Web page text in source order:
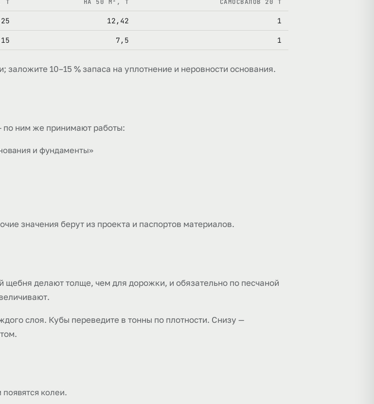
Т НА 50 М², Т САМОСВАЛОВ 20 Т
12,42 1
7,5 1
10–15 % запаса на уплотнение и неровности основания.
по ним же принимают работы:
и фундаменты»
значения берут из проекта и паспортов материалов.
делают толще, чем для дорожки, и обязательно по песчаной
слоя. Кубы переведите в тонны по плотности. Снизу —
колеи.